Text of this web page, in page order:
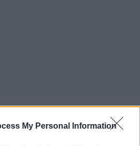
My Personal Information